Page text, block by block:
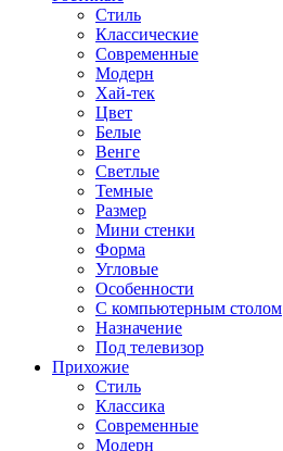
Стиль
Классические
Современные
Модерн
Хай-тек
Цвет
Белые
Венге
Светлые
Темные
Размер
Мини стенки
Форма
Угловые
Особенности
С компьютерным столом
Назначение
Под телевизор
Прихожие
Стиль
Классика
Современные
Модерн